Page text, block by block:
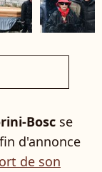
Bosc se
d'annonce
de son